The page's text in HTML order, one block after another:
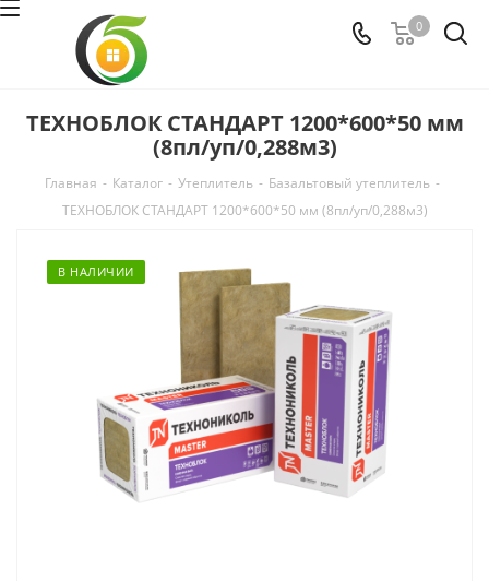
0
ТЕХНОБЛОК СТАНДАРТ 1200*600*50 мм
(8пл/уп/0,288м3)
Главная - Каталог - Утеплитель - Базальтовый утеплитель -
ТЕХНОБЛОК СТАНДАРТ 1200*600*50 мм (8пл/уп/0,288м3)
В НАЛИЧИИ